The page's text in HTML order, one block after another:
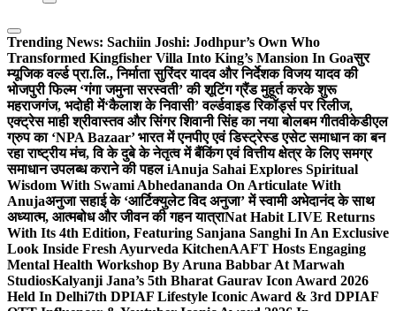
Trending News: Sachiin Joshi: Jodhpur’s Own Who
Transformed Kingfisher Villa Into King’s Mansion In Goaसुर
म्यूजिक वर्ल्ड प्रा.लि., निर्माता सुरिंदर यादव और निर्देशक विजय यादव की
भोजपुरी फिल्म ‘गंगा जमुना सरस्वती’ की शूटिंग ग्रैंड मुहूर्त करके शुरू
महराजगंज, भदोही में‘कैलाश के निवासी’ वर्ल्डवाइड रिकॉर्ड्स पर रिलीज,
एक्ट्रेस माही श्रीवास्तव और सिंगर शिवानी सिंह का नया बोलबम गीतवीकेडीएल
ग्रुप का ‘NPA Bazaar’ भारत में एनपीए एवं डिस्ट्रेस्ड एसेट समाधान का बन
रहा राष्ट्रीय मंच, वि के दुबे के नेतृत्व में बैंकिंग एवं वित्तीय क्षेत्र के लिए समग्र
समाधान उपलब्ध कराने की पहल iAnuja Sahai Explores Spiritual
Wisdom With Swami Abhedananda On Articulate With
Anujaअनुजा सहाई के ‘आर्टिक्युलेट विद अनुजा’ में स्वामी अभेदानंद के साथ
अध्यात्म, आत्मबोध और जीवन की गहन यात्राNat Habit LIVE Returns
With Its 4th Edition, Featuring Sanjana Sanghi In An Exclusive
Look Inside Fresh Ayurveda KitchenAAFT Hosts Engaging
Mental Health Workshop By Aruna Babbar At Marwah
StudiosKalyanji Jana’s 5th Bharat Gaurav Icon Award 2026
Held In Delhi7th DPIAF Lifestyle Iconic Award & 3rd DPIAF